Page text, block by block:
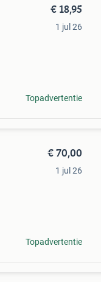
€ 18,95
1 jul 26
Topadvertentie
€ 70,00
1 jul 26
Topadvertentie